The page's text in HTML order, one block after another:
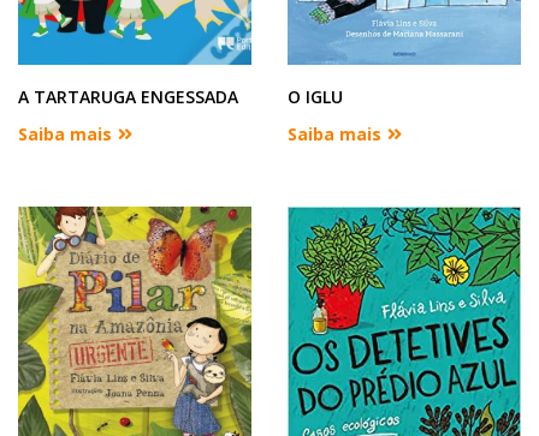
A TARTARUGA ENGESSADA
Saiba mais
O IGLU
Saiba mais